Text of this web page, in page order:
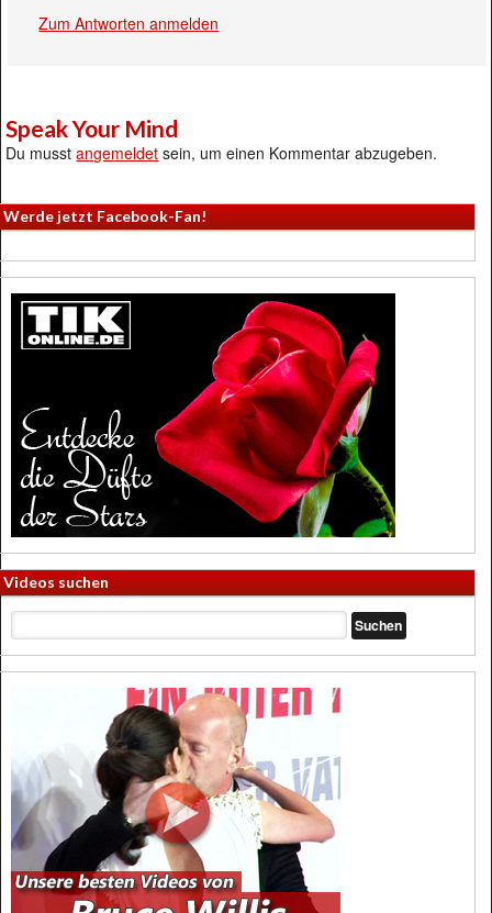
Zum Antworten anmelden
Speak Your Mind
Du musstangemeldet sein, um einen Kommentar abzugeben.
Werde jetzt Facebook-Fan!
Videos suchen